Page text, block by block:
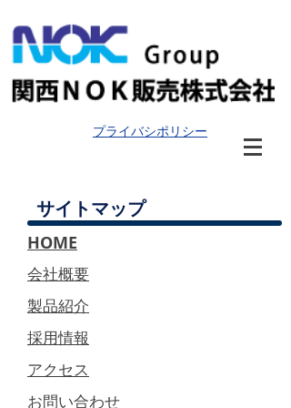
​プライバシポリシー
サイトマップ
HOME
​会社概要
製品紹介
採用情報
アクセス
​お問い合わせ